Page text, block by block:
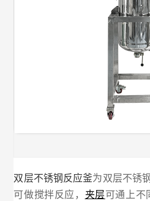
双层不锈钢反应釜为双层不锈
可做搅拌反应， 夹层可通上不